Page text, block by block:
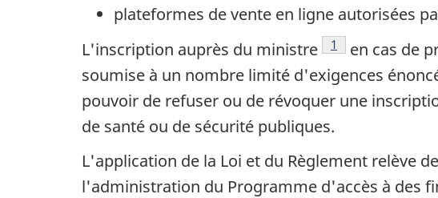
plateformes de vente en ligne autorisées
L'inscription auprès du ministre
Note de bas de
1
en cas de
soumise à un nombre limité d'exigences
pouvoir de refuser ou de révoquer une
de santé ou de sécurité publiques.
L'application de la Loi et du Règlement relève
l'administration du Programme d'accès à des